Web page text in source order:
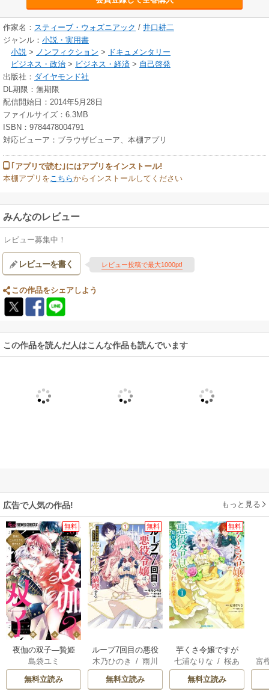
作家名： スティーブ・ウォズニアック / 井口耕二
ジャンル： 小説・実用書
小説 > ノンフィクション > ドキュメンタリー
ビジネス・政治 > ビジネス・経済 > 自己啓発
出版社： ダイヤモンド社
DL期限：無期限
配信開始日：2014年5月28日
ファイルサイズ：6.3MB
ISBN：9784478004791
対応ビューア：ブラウザビューア、本棚アプリ
｢アプリで読む｣にはアプリをインストール!
本棚アプリを こちらからインストールしてください
みんなのレビュー
レビュー募集中！
レビューを書く レビュー投稿で最大1000pt!
この作品をシェアしよう
この作品を読んだ人はこんな作品も読んでいます
広告で人気の作品! もっと見る
無料
夜伽の双子―贄姫
は二人の王子に愛
される―
島袋ユミ
無料立読み
無料
ループ7回目の悪役
令嬢は、元敵国で
自由気ままな花嫁
生活を満喫する
木乃ひのき /雨川
透子/八美☆わん
無料立読み
無料
芋くさ令嬢ですが
悪役令息を助けた
ら気に入られまし
た
七浦なりな /桜あ
げは/くろでこ
無料立読み
富